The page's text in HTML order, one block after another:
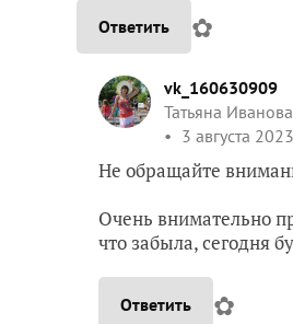
Ответить ✿
vk_160630909
Татьяна Иванова
3 августа
Не обращайте
Очень внимательно
что забыла, сегодня
Ответить ✿